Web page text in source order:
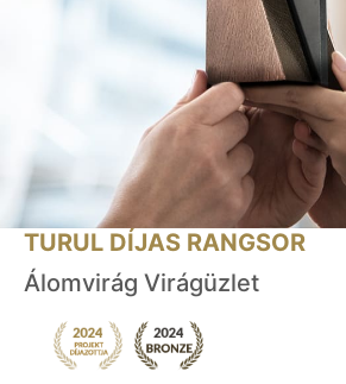
TURUL DÍJAS RANGSOR
Álomvirág Virágüzlet